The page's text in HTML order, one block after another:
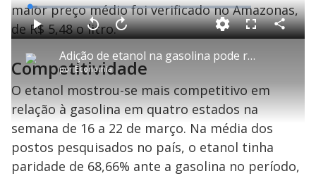
maior preço médio foi verificado no Amazonas,
de R$ 5,48 o litro.
P
l
a
Adição de etanol na gasolina pode reduzir preços para o consumidor, segundo economista
porEconomia
P V
a
r
1
0
s
g
u
d
o
A
n
ç
a
r
0
e
g
n
d
o
s
L
o
a
d
e
3
.
%
F
l
e
C
o
Competitividade
O etanol mostrou-se mais competitivo em
relação à gasolina em quatro estados na
semana de 16 a 22 de março. Na média dos
postos pesquisados no país, o etanol tinha
paridade de 68,66% ante a gasolina no período,